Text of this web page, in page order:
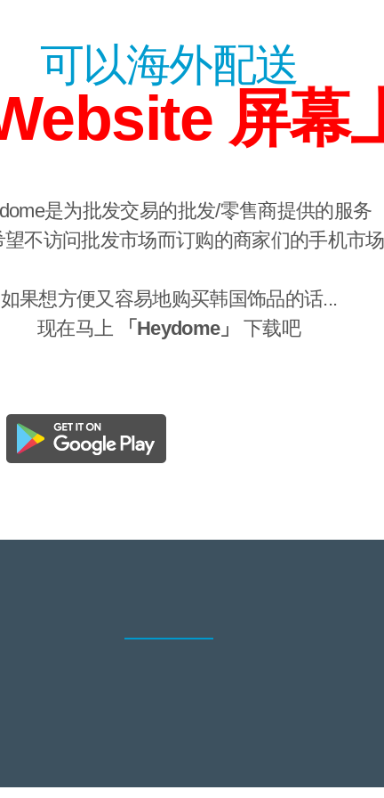
可以海外配送
屏幕
是为批发交易的批发/零售商提供的服务
望不访问批发市场而订购的商家们的手机市
如果想方便又容易地购买韩国饰品的话...
现在马上
「Heydome」下载吧